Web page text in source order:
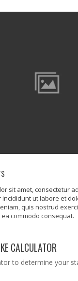
sit amet, consectetur
incididunt ut labore et
quis nostrud
commodo consequat.
CALCULATOR
to determine your